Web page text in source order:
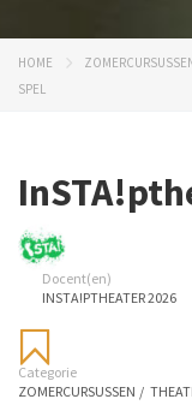
HOME
SPEL
Docent(en)
INSTA!PTHEATER 2026
Categorie
ZOMERCURSUSSEN /